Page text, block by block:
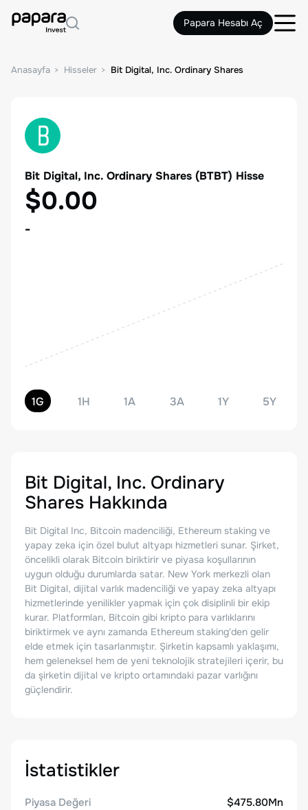
Papara Hesabı Aç
Anasayfa Hisseler Bit Digital, Inc. Ordinary Shares
Bit Digital, Inc. Ordinary Shares (BTBT) Hisse
$0.00
-
1G 1H 1A 3A 1Y 5Y
Bit Digital, Inc. Ordinary
Shares Hakkında
Bit Digital Inc, Bitcoin madenciliği, Ethereum staking ve
yapay zeka için özel bulut altyapı hizmetleri sunar. Şirket,
öncelikli olarak Bitcoin biriktirir ve piyasa koşullarının
uygun olduğu durumlarda satar. New York merkezli olan
Bit Digital, dijital varlık madenciliği ve yapay zeka altyapı
hizmetlerinde yenilikler yapmak için çok disiplinli bir ekip
kurar. Platformları, Bitcoin gibi kripto para varlıklarını
biriktirmek ve aynı zamanda Ethereum staking'den gelir
elde etmek için tasarlanmıştır. Şirketin kapsamlı yaklaşımı,
hem geleneksel hem de yeni teknolojik stratejileri içerir, bu
da şirketin dijital ve kripto ortamındaki pazar varlığını
güçlendirir.
İstatistikler
Piyasa Değeri
$475.80Mn